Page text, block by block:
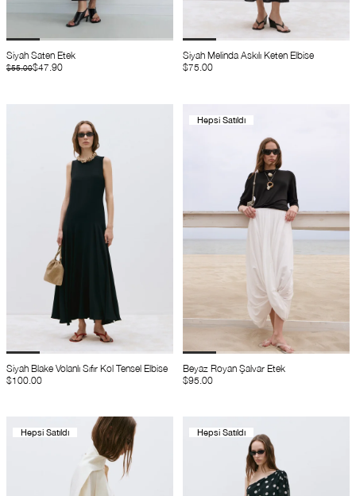
Siyah Saten Etek
$47.90
$55.00
Siyah Melinda Askılı Keten Elbise
$75.00
Siyah Blake Volanlı Sıfır Kol Tensel Elbise
$100.00
Hepsi Satıldı
Beyaz Royan Şalvar Etek
$95.00
Hepsi Satıldı Hepsi Satıldı